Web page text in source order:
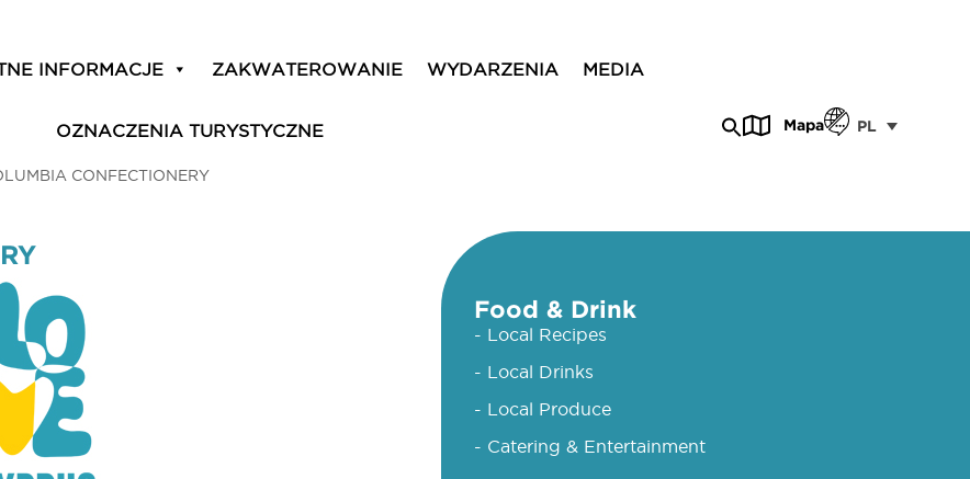
INFORMACJE ZAKWATEROWANIE WYDARZENIA MEDIA
OZNACZENIA TURYSTYCZNE Mapa PL
CONFECTIONERY
Food & Drink
- Local Recipes
- Local Drinks
- Local Produce
- Catering & Entertainment